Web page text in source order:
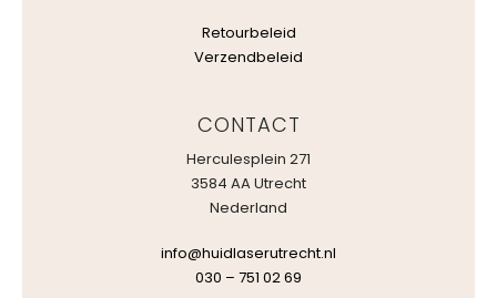
Retourbeleid
Verzendbeleid
CONTACT
Herculesplein 271
3584 AA Utrecht
Nederland
info@huidlaserutrecht.nl
030 – 751 02 69